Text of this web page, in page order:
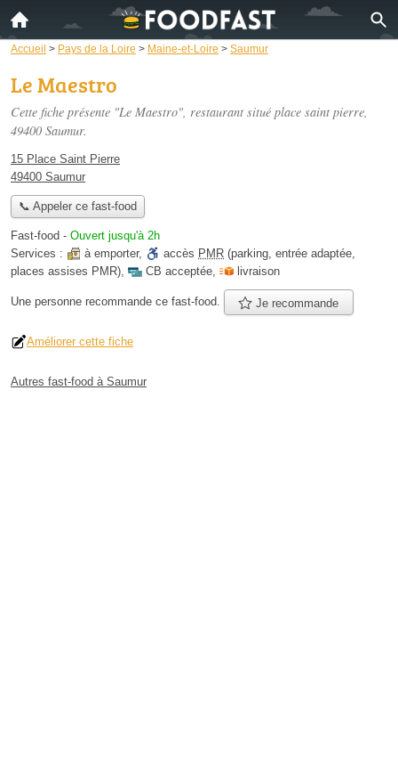
Accueil > Pays de la Loire > Maine-et-Loire > Saumur
Le Maestro
Cette fiche présente "Le Maestro", restaurant situé place saint pierre,
49400 Saumur.
15 Place Saint Pierre
49400 Saumur
📞 Appeler ce fast-food
Fast-food - Ouvert jusqu'à 2h
Services :
à emporter, accès PMR (parking, entrée adaptée,
places assises PMR), CB acceptée, livraison
Une personne recommande ce fast-food. Je recommande
Améliorer cette fiche
Autres fast-food à Saumur